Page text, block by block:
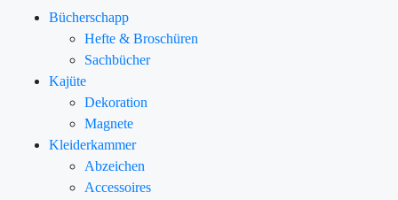
Bücherschapp
Hefte & Broschüren
Sachbücher
Kajüte
Dekoration
Magnete
Kleiderkammer
Abzeichen
Accessoires